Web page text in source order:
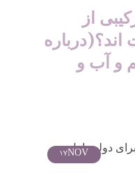
از
و آب و
NOV
17